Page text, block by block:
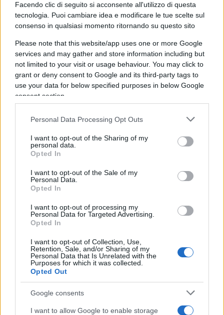
Facendo clic di seguito si acconsente all'utilizzo di questa
tecnologia. Puoi cambiare idea e modificare le tue scelte sul
consenso in qualsiasi momento ritornando su questo sito
Please note that this website/app uses one or more Google
services and may gather and store information including but
not limited to your visit or usage behaviour. You may click to
grant or deny consent to Google and its third-party tags to
use your data for below specified purposes in below Google
consent section.
Personal Data Processing Opt Outs
I want to opt-out of the Sharing of my
personal data.
Opted In
I want to opt-out of the Sale of my
Personal Data.
Opted In
I want to opt-out of processing my
Personal Data for Targeted Advertising.
Opted In
I want to opt-out of Collection, Use,
Retention, Sale, and/or Sharing of my
Personal Data that Is Unrelated with the
Purposes for which it was collected.
Opted Out
Google consents
I want to allow Google to enable storage
mantenuto la sua posizione limitandosi ad
accusareMacrona causa dell’opposizione
francese all’ingresso albanese e macedone.
Eppure, camminando per le strade di Tirana, si ha
crescita che si sta avvicinando agli standard di vita
dell’Europa occidentale, d’altro canto l’economia
cresce ininterrottamente da anni e nel 2018 il
tasso di crescita ha superato il 4%.
La vita culturale in città è viva e una parte della
società civile si oppone alle dinamiche che
governano il paese. A inizio novembre c’è stata
un’importante mostra di protesta realizzata